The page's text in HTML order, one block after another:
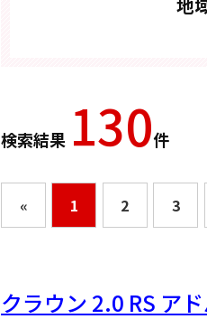
検索結果 130件
« 1 2 3
クラウン 2.0 RS ア